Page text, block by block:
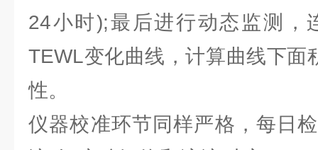
24小时);最后进行动态监测，
TEWL变化曲线，计算曲线下面
性。
仪器校准环节同样严格，每日